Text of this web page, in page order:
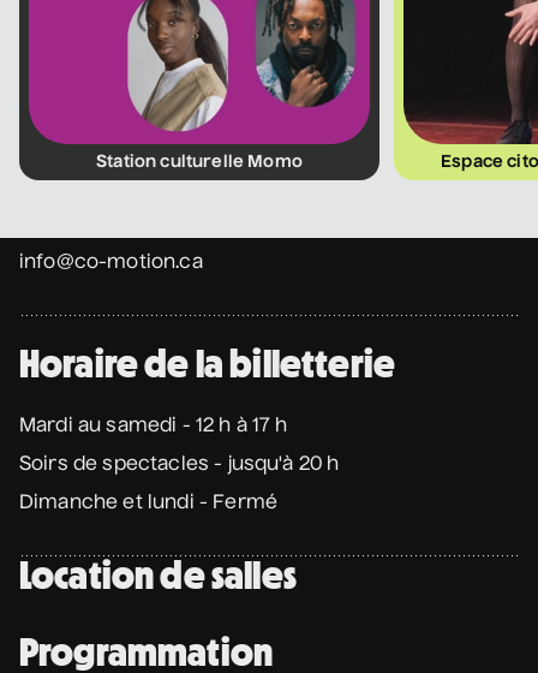
Station culturelle Momo Espace
Coordonnées
475 Boul. de l'Avenir, Laval, Québec, H7N 5H9
info@co-motion.ca
Horaire de la billetterie
Mardi au samedi - 12 h à 17 h
Soirs de spectacles - jusqu'à 20 h
Dimanche et lundi - Fermé
Location de salles
Programmation